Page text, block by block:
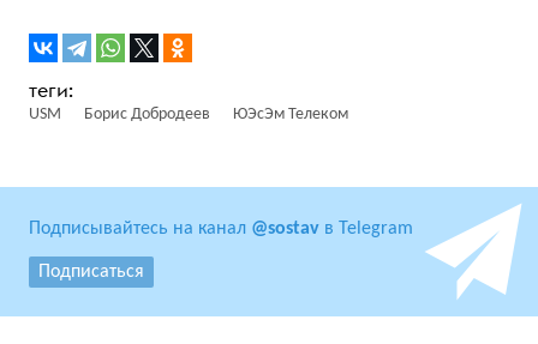
USM Борис Добродеев ЮЭсЭм Телеком
Подписывайтесь на канал @sostav в Telegram
Подписаться